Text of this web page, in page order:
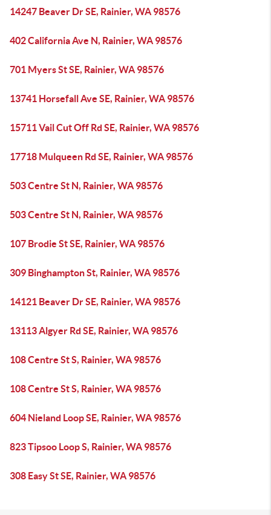
14247 Beaver Dr SE, Rainier, WA 98576
402 California Ave N, Rainier, WA 98576
701 Myers St SE, Rainier, WA 98576
13741 Horsefall Ave SE, Rainier, WA 98576
15711 Vail Cut Off Rd SE, Rainier, WA 98576
17718 Mulqueen Rd SE, Rainier, WA 98576
503 Centre St N, Rainier, WA 98576
503 Centre St N, Rainier, WA 98576
107 Brodie St SE, Rainier, WA 98576
309 Binghampton St, Rainier, WA 98576
14121 Beaver Dr SE, Rainier, WA 98576
13113 Algyer Rd SE, Rainier, WA 98576
108 Centre St S, Rainier, WA 98576
108 Centre St S, Rainier, WA 98576
604 Nieland Loop SE, Rainier, WA 98576
823 Tipsoo Loop S, Rainier, WA 98576
308 Easy St SE, Rainier, WA 98576